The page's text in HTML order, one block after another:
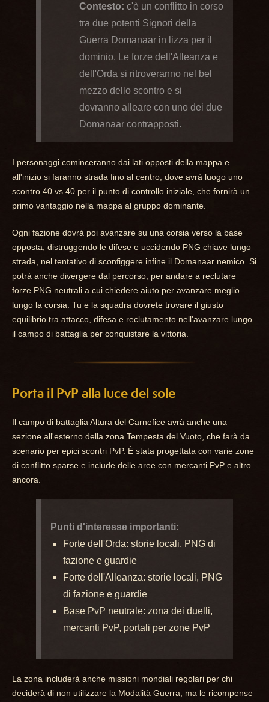
Contesto: c'è un conflitto in corso
tra due potenti Signori della
Guerra Domanaar in lizza per il
dominio. Le forze dell'Alleanza e
dell'Orda si ritroveranno nel bel
mezzo dello scontro e si
dovranno alleare con uno dei due
Domanaar contrapposti.
I personaggi cominceranno dai lati opposti della mappa e
all'inizio si faranno strada fino al centro, dove avrà luogo uno
scontro 40 vs 40 per il punto di controllo iniziale, che fornirà un
primo vantaggio nella mappa al gruppo dominante.
Ogni fazione dovrà poi avanzare su una corsia verso la base
opposta, distruggendo le difese e uccidendo PNG chiave lungo
strada, nel tentativo di sconfiggere infine il Domanaar nemico. Si
potrà anche divergere dal percorso, per andare a reclutare
forze PNG neutrali a cui chiedere aiuto per avanzare meglio
lungo la corsia. Tu e la squadra dovrete trovare il giusto
equilibrio tra attacco, difesa e reclutamento nell'avanzare lungo
il campo di battaglia per conquistare la vittoria.
Porta il PvP alla luce del sole
Il campo di battaglia Altura del Carnefice avrà anche una
sezione all'esterno della zona Tempesta del Vuoto, che farà da
scenario per epici scontri PvP. È stata progettata con varie zone
di conflitto sparse e include delle aree con mercanti PvP e altro
ancora.
Punti d'interesse importanti:
Forte dell'Orda: storie locali, PNG di
fazione e guardie
Forte dell'Alleanza: storie locali, PNG
di fazione e guardie
Base PvP neutrale: zona dei duelli,
mercanti PvP, portali per zone PvP
La zona includerà anche missioni mondiali regolari per chi
deciderà di non utilizzare la Modalità Guerra, ma le ricompense